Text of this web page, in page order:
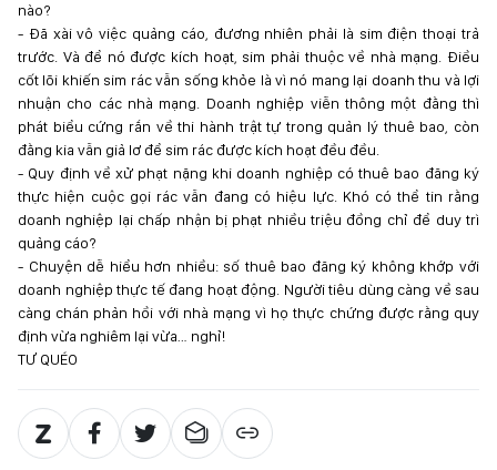
nào?
- Đã xài vô việc quảng cáo, đương nhiên phải là sim điện thoại trả
trước. Và để nó được kích hoạt, sim phải thuộc về nhà mạng. Điều
cốt lõi khiến sim rác vẫn sống khỏe là vì nó mang lại doanh thu và lợi
nhuận cho các nhà mạng. Doanh nghiệp viễn thông một đằng thì
phát biểu cứng rắn về thi hành trật tự trong quản lý thuê bao, còn
đằng kia vẫn giả lơ để sim rác được kích hoạt đều đều.
- Quy định về xử phạt nặng khi doanh nghiệp có thuê bao đăng ký
thực hiện cuộc gọi rác vẫn đang có hiệu lực. Khó có thể tin rằng
doanh nghiệp lại chấp nhận bị phạt nhiều triệu đồng chỉ để duy trì
quảng cáo?
- Chuyện dễ hiểu hơn nhiều: số thuê bao đăng ký không khớp với
doanh nghiệp thực tế đang hoạt động. Người tiêu dùng càng về sau
càng chán phản hồi với nhà mạng vì họ thực chứng được rằng quy
định vừa nghiêm lại vừa… nghỉ!
TƯ QUÉO